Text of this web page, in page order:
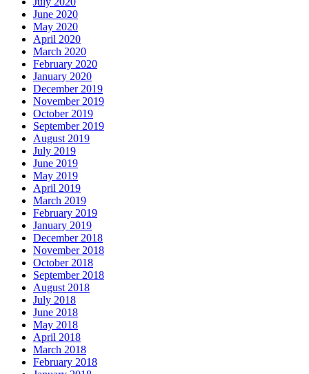
June 2020
May 2020
April 2020
March 2020
February 2020
January 2020
December 2019
November 2019
October 2019
September 2019
August 2019
July 2019
June 2019
May 2019
April 2019
March 2019
February 2019
January 2019
December 2018
November 2018
October 2018
September 2018
August 2018
July 2018
June 2018
May 2018
April 2018
March 2018
February 2018